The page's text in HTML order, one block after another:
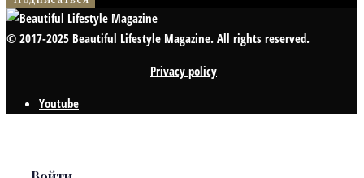
© 2017-2025 Beautiful Lifestyle Magazine. All rights reserved.
Privacy policy
Youtube